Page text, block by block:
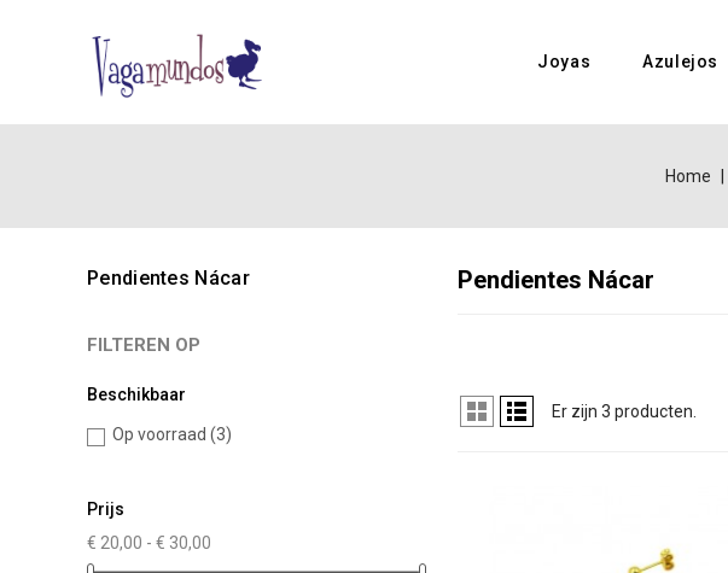
Joyas Azulejos
Home
Pendientes Nácar
FILTEREN OP
Beschikbaar
Op voorraad (3)
Prijs
€ 20,00 - € 30,00
Pendientes Nácar
Er zijn 3 producten.